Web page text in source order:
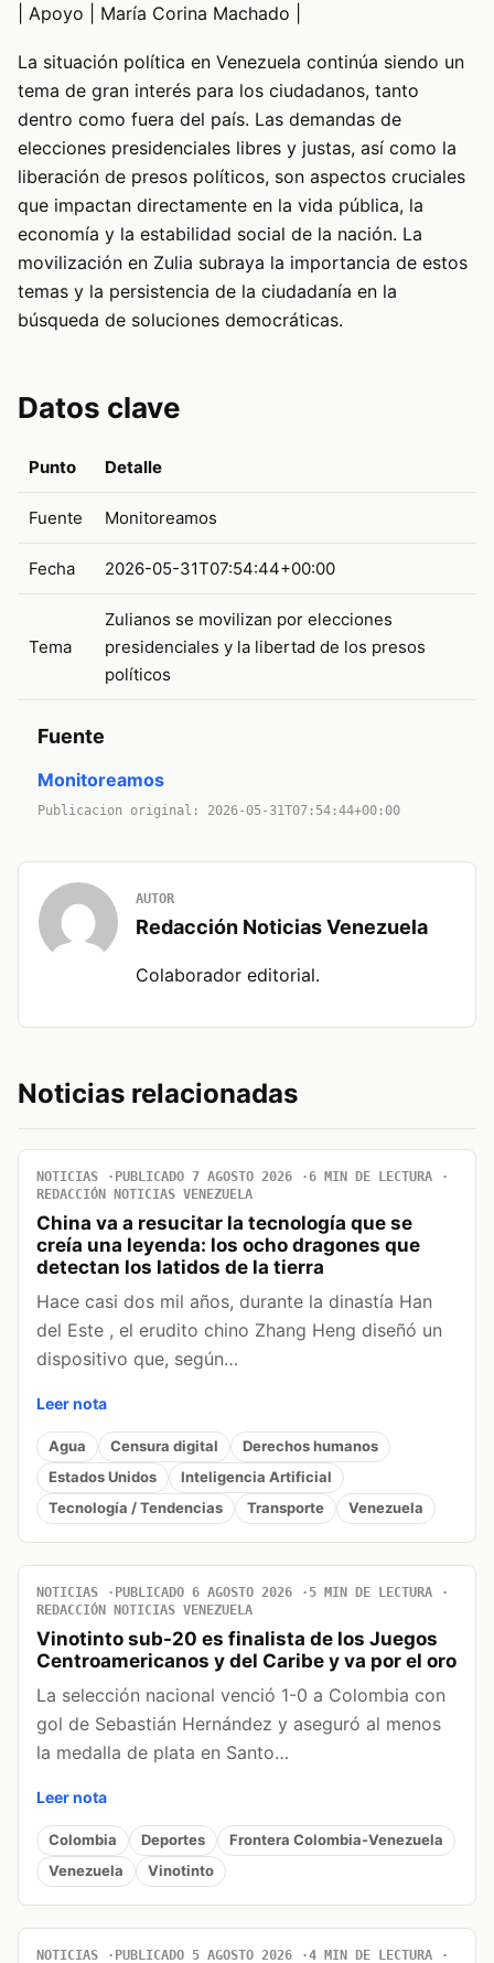
| Apoyo | María Corina Machado |
La situación política en Venezuela continúa siendo un
tema de gran interés para los ciudadanos, tanto
dentro como fuera del país. Las demandas de
elecciones presidenciales libres y justas, así como la
liberación de presos políticos, son aspectos cruciales
que impactan directamente en la vida pública, la
economía y la estabilidad social de la nación. La
movilización en Zulia subraya la importancia de estos
temas y la persistencia de la ciudadanía en la
búsqueda de soluciones democráticas.
Datos clave
Punto Detalle
Fuente Monitoreamos
Fecha 2026-05-31T07:54:44+00:00
Tema
Zulianos se movilizan por elecciones
presidenciales y la libertad de los presos
políticos
Fuente
Monitoreamos
Publicacion original: 2026-05-31T07:54:44+00:00
AUTOR
Redacción Noticias Venezuela
Colaborador editorial.
Noticias relacionadas
NOTICIAS PUBLICADO 7 AGOSTO 2026
6 MIN DE LECTURA
REDACCIÓN NOTICIAS VENEZUELA
China va a resucitar la tecnología que se
creía una leyenda: los ocho dragones que
detectan los latidos de la tierra
Hace casi dos mil años, durante la dinastía Han
del Este , el erudito chino Zhang Heng diseñó un
dispositivo que, según…
Leer nota
Agua Censura digital
Derechos humanos
Estados Unidos
Inteligencia Artificial
Tecnología / Tendencias
Transporte Venezuela
NOTICIAS PUBLICADO 6 AGOSTO 2026
5 MIN DE LECTURA
REDACCIÓN NOTICIAS VENEZUELA
Vinotinto sub-20 es finalista de los Juegos
Centroamericanos y del Caribe y va por el oro
La selección nacional venció 1-0 a Colombia con
gol de Sebastián Hernández y aseguró al menos
la medalla de plata en Santo…
Leer nota
Colombia Deportes
Frontera Colombia-Venezuela
Venezuela
Vinotinto
NOTICIAS PUBLICADO 5 AGOSTO 2026 4 MIN DE LECTURA